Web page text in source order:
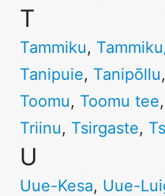
T
Tammiku,
Tanipuie, Tanipõllu,
Toomu, Toomu tee,
Triinu, Tsirgaste,
U
Uue-Kesa, Uue-